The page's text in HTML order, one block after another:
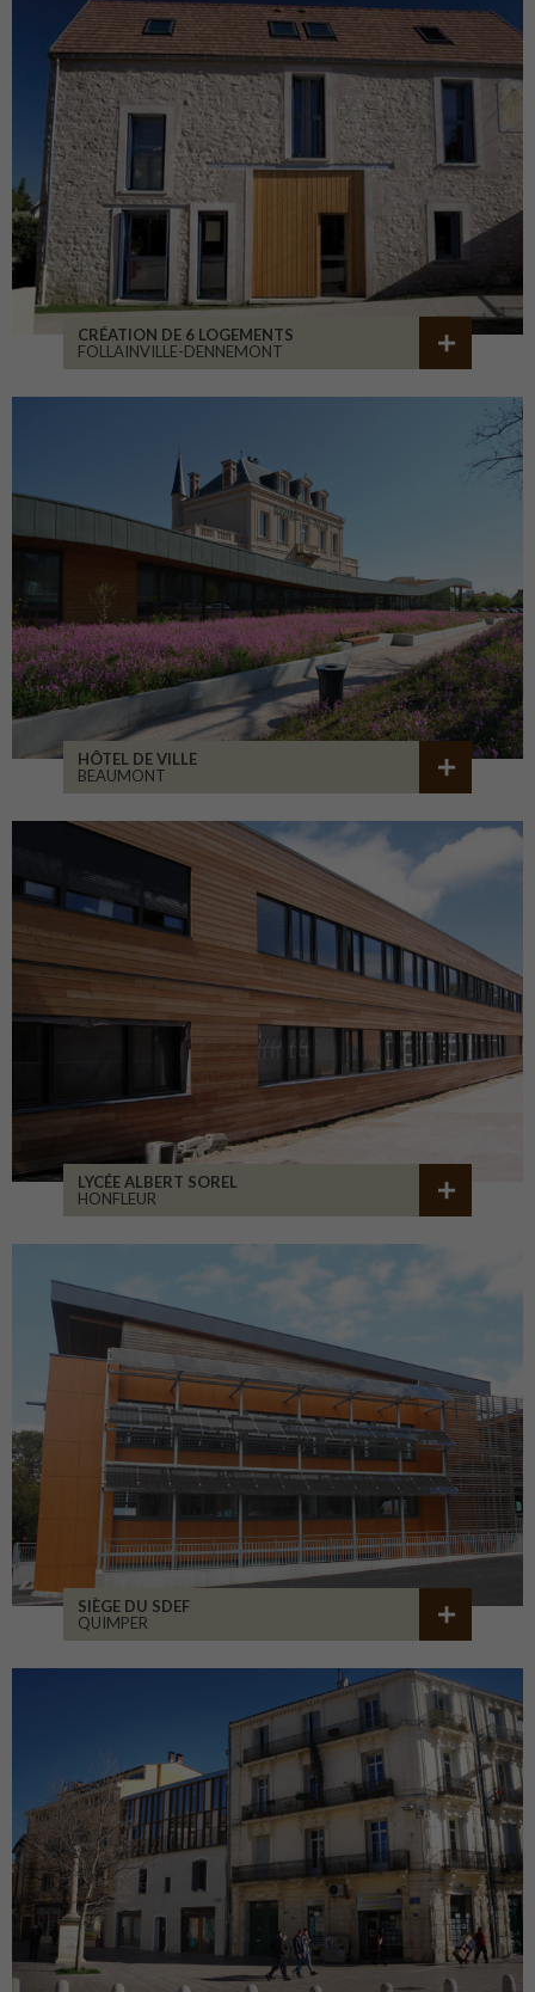
CRÉATION DE 6 LOGEMENTS
FOLLAINVILLE-DENNEMONT
HÔTEL DE VILLE
BEAUMONT
LYCÉE ALBERT SOREL
HONFLEUR
SIÈGE DU SDEF
QUIMPER